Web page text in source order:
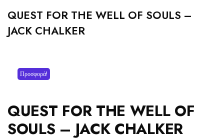
QUEST FOR THE WELL OF SOULS –
JACK CHALKER
Προσφορά!
QUEST FOR THE WELL OF
SOULS – JACK CHALKER